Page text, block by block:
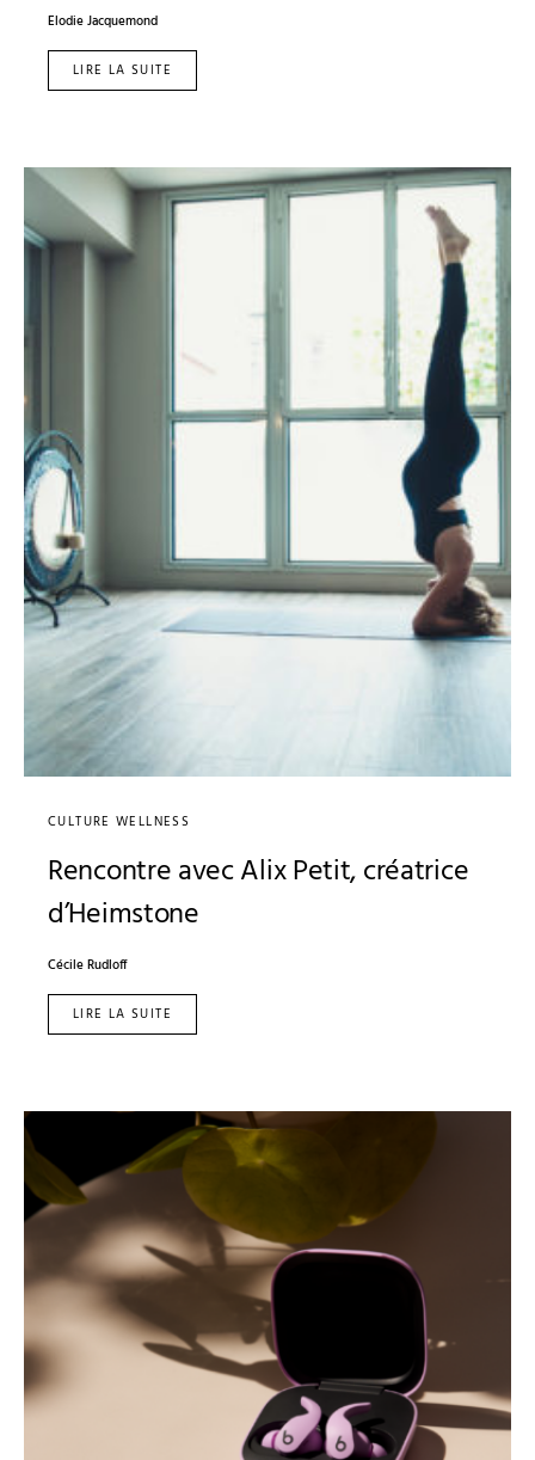
Elodie Jacquemond
LIRE LA SUITE
CULTURE WELLNESS
Rencontre avec Alix Petit, créatrice
d’Heimstone
Cécile Rudloff
LIRE LA SUITE